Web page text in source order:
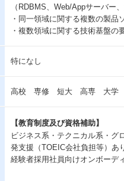
（RDBMS、Web/Appサーバー
・同一領域に関する複数の製
・複数領域に関する技術基盤の
特になし
高校 専修 短大 高専 大学
【教育制度及び資格補助】
ビジネス系・テクニカル系・グ
発支援（TOEIC会社負担等）あ
経験者採用社員向けオンボーデ